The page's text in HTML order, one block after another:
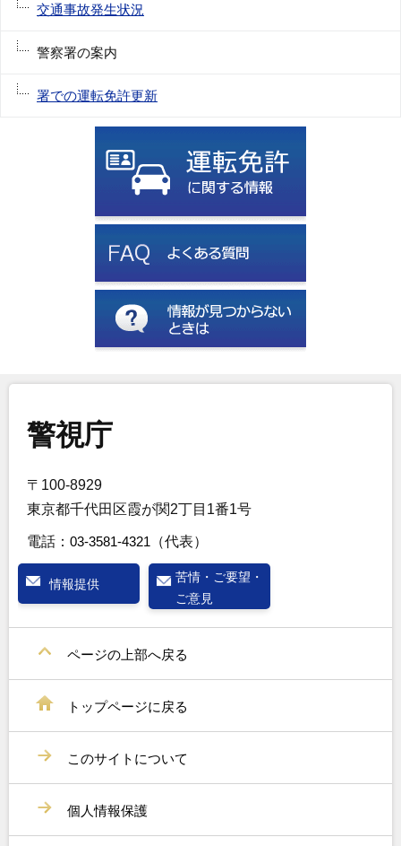
交通事故発生状況
警察署の案内
署での運転免許更新
警視庁
〒100-8929
東京都千代田区霞が関2丁目1番1号
電話： 03-3581-4321 （代表）
情報提供
苦情・ご要望・
ご意見
ページの上部へ戻る
トップページに戻る
このサイトについて
個人情報保護